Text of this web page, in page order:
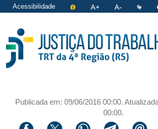
Acessibilidade
Publicada em: 09/06/2016 00:00.
00:00.
Compartilhar via facebook
Compartilhar via twitter
Compartilhar via
Compartilhar